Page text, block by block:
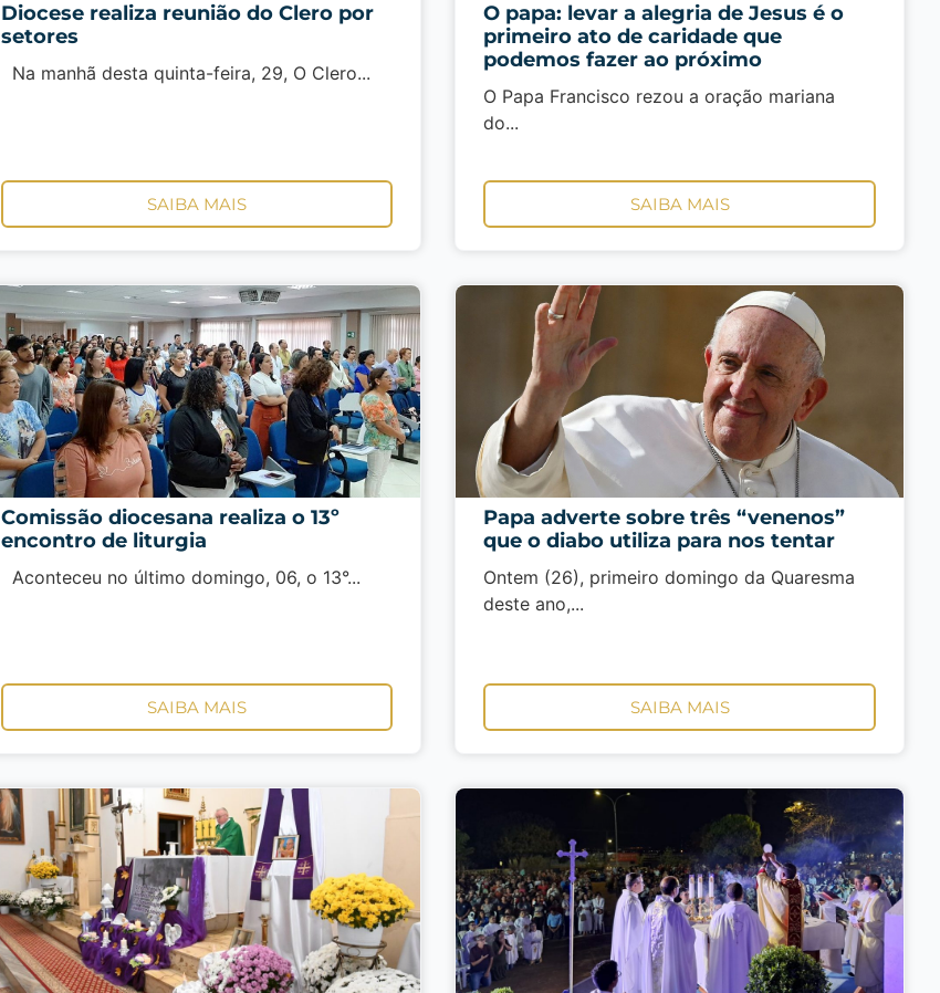
Diocese realiza reunião do Clero por
setores
Na manhã desta quinta-feira, 29, O Clero...
SAIBA MAIS
O papa: levar a alegria de Jesus é o
primeiro ato de caridade que
podemos fazer ao próximo
O Papa Francisco rezou a oração mariana
do...
SAIBA MAIS
Comissão diocesana realiza o 13º
encontro de liturgia
Aconteceu no último domingo, 06, o 13°...
SAIBA MAIS
Papa adverte sobre três “venenos”
que o diabo utiliza para nos tentar
Ontem (26), primeiro domingo da Quaresma
deste ano,...
SAIBA MAIS